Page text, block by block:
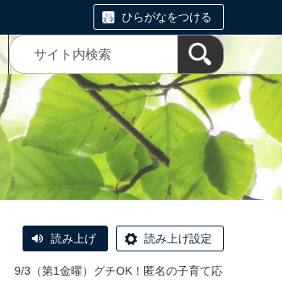
ひらがなをつける
読み上げ 読み上げ設定
9/3（第1金曜）グチOK！匿名の子育て応